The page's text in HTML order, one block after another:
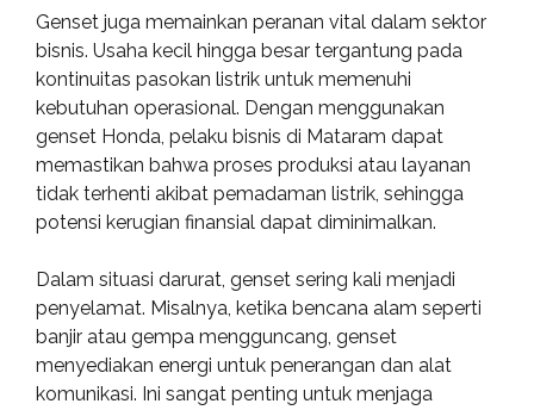
Genset juga memainkan peranan vital dalam sektor
bisnis. Usaha kecil hingga besar tergantung pada
kontinuitas pasokan listrik untuk memenuhi
kebutuhan operasional. Dengan menggunakan
genset Honda, pelaku bisnis di Mataram dapat
memastikan bahwa proses produksi atau layanan
tidak terhenti akibat pemadaman listrik, sehingga
potensi kerugian finansial dapat diminimalkan.
Dalam situasi darurat, genset sering kali menjadi
penyelamat. Misalnya, ketika bencana alam seperti
banjir atau gempa mengguncang, genset
menyediakan energi untuk penerangan dan alat
komunikasi. Ini sangat penting untuk menjaga